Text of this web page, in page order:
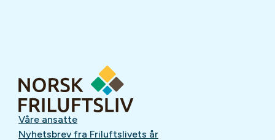
Våre ansatte
Nyhetsbrev fra Friluftslivets år